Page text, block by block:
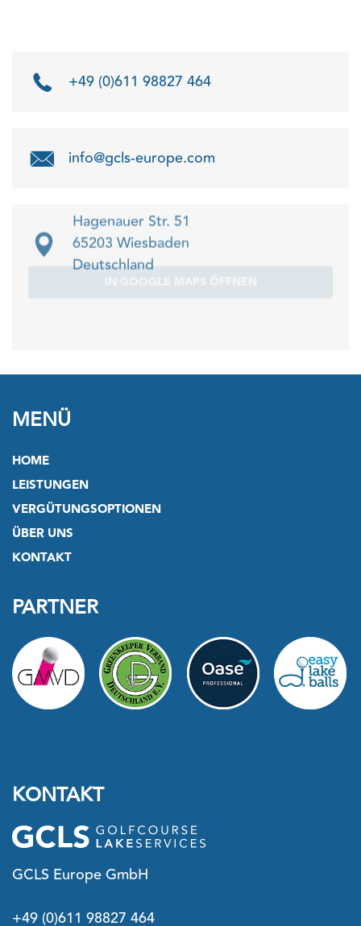
+49 (0)611 98827 464
info@gcls-europe.com
Hagenauer Str. 51
65203 Wiesbaden
Deutschland
MENÜ
HOME
LEISTUNGEN
VERGÜTUNGSOPTIONEN
ÜBER UNS
KONTAKT
PARTNER
KONTAKT
GCLS Europe GmbH
+49 (0)611 98827 464